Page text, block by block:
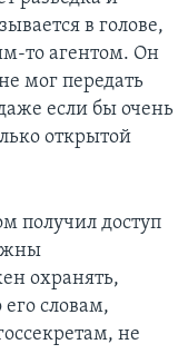
в голове,
то агентом. Он
мог передать
если бы очень
открытой
получил доступ
охранять,
словам,
не